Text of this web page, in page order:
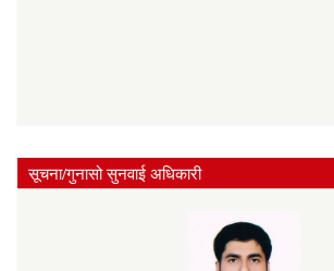
सूचना/गुनासो सुनवाई अधिकारी